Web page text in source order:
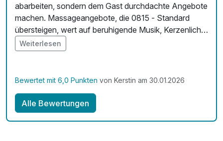
abarbeiten, sondern dem Gast durchdachte Angebote
machen. Massageangebote, die 0815 - Standard
übersteigen, wert auf beruhigende Musik, Kerzenlicht,
Duft legen - auch für die Seele gut!
Weiterlesen
Bewertet mit 6,0 Punkten von Kerstin am 30.01.2026
Alle Bewertungen